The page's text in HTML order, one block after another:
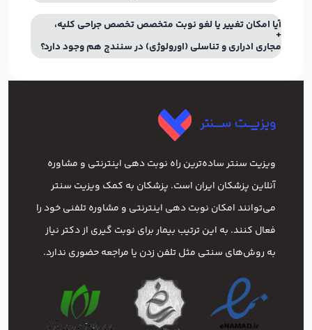
آیا امکان تغییر یا لغو نوبت متخصص تخصص جراحی کلیه،
مجاری ادراری و تناسلی (اورولوژی) در سنندج هم وجود دارد؟
ویزیت سنتر ساده‌ترین راه نوبت‌ دهی اینترنتی و مشاوره
آنلاین پزشکان ایران است. پزشکان به کمک ویزیت سنتر
می‌توانند امکان نوبت دهی اینترنتی و مشاوره تلفنی خود را
فعال کنند. به این ترتیب بیمار برای نوبت گیری از دکتر نیاز
به روش‌های سنتی مثل تلفن زدن یا مراجعه حضوری ندارد.